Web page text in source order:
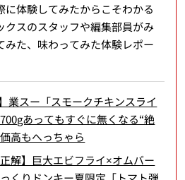
に体験してみたからこそわかる
クスのスタッフや編集部員がみ
みた、味わってみた体験レポー
業スー「スモークチキンスライ
あってもすぐに無くなる“絶
高もへっちゃら
解】巨大エビフライ×オムバー